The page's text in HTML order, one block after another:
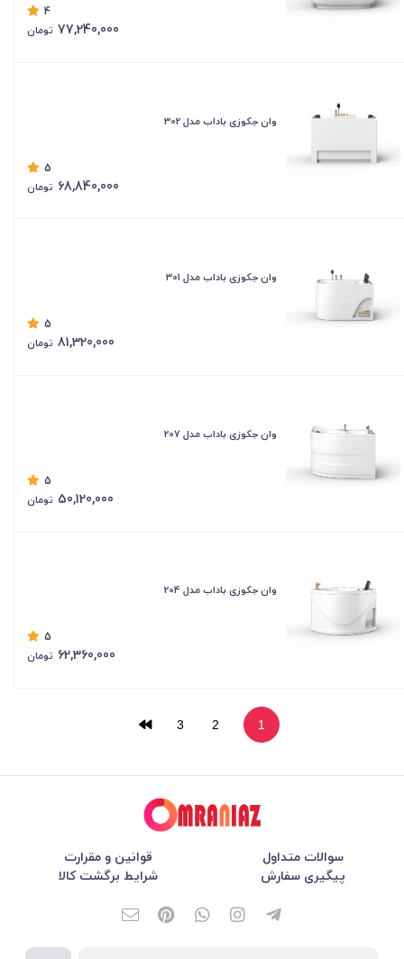
4
77,240,000 تومان
وان جکوزی باداب مدل 302
5
68,840,000 تومان
وان جکوزی باداب مدل 301
5
81,320,000 تومان
وان جکوزی باداب مدل 207
5
50,120,000 تومان
وان جکوزی باداب مدل 204
5
62,360,000 تومان
1
2
3
سوالات متداول
قوانین و مقرارت
پیگیری سفارش
شرایط برگشت کالا